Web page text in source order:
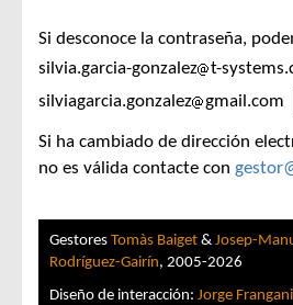
Si desconoce la contraseña,
silvia.garcia-gonzalez
t-
silviagarcia.gonzalez
gmail.com
Si ha cambiado de dirección
no es válida contacte con
Gestores Tomàs Baiget & Josep-
Rodríguez-Gairín, 2005-2026
Diseño de interacción: Jorge